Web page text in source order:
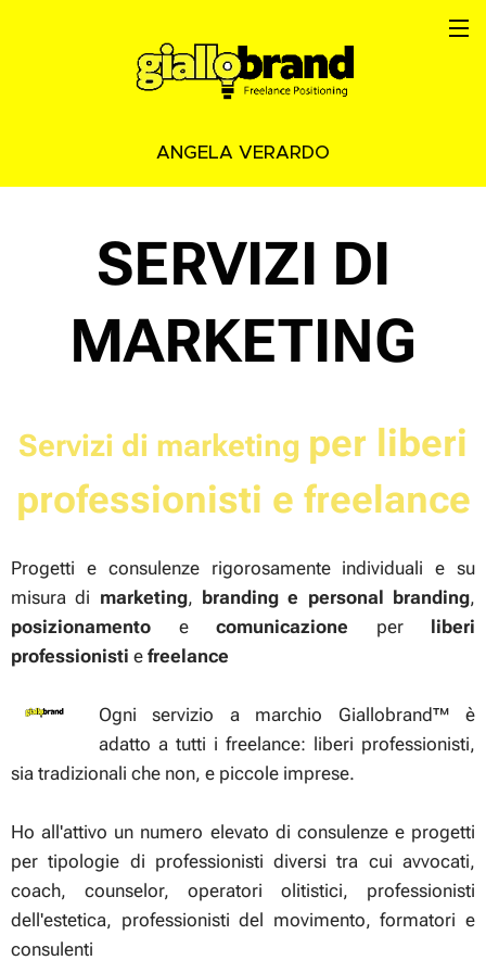
ANGELA VERARDO
SERVIZI DI
MARKETING
Servizi di marketing per liberi
professionisti e freelance
Progetti e consulenze rigorosamente individuali e su
misura di marketing, branding e personal branding,
posizionamento e comunicazione perliberi
professionisti e freelance
Ogni servizio a marchio Giallobrand™ è
adatto a tutti i freelance: liberi professionisti,
sia tradizionali che non, e piccole imprese.
Ho all'attivo un numero elevato di consulenze e progetti
per tipologie di professionisti diversi tra cui avvocati,
coach, counselor, operatori olitistici, professionisti
dell'estetica, professionisti del movimento, formatori e
consulenti